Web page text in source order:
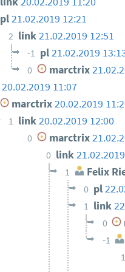
pl21.02.2019 12:21
2 link21.02.2019 12:51
-1 pl21.02.2019
0 marctrix
20.02.2019 11:07
marctrix20.02.2019
1 link20.02.2019 12:00
0 marctrix
0 link
1 Felix
0 pl
1 link
0
-1
1